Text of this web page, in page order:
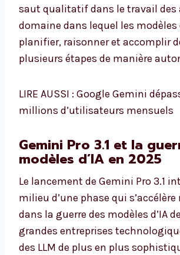
saut qualitatif dans le travail des
domaine dans lequel les
planifier, raisonner et accomplir
plusieurs étapes de manière
LIRE AUSSI : Google Gemini
millions d’utilisateurs mensuels
Gemini Pro 3.1 et la
modèles d’IA en 2025
Le lancement de Gemini Pro 3.1
milieu d’une phase qui
dans la guerre des modèles d’IA
grandes entreprises
des LLM de plus en plus